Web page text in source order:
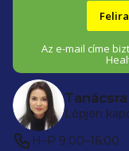
Az e-mail címe
Lépjen
H–P 9:00–16:00